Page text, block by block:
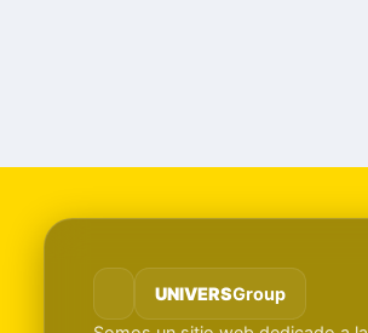
UNIVERSGroup